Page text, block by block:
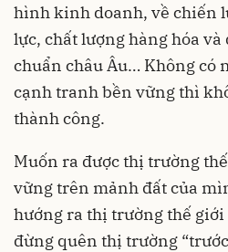
hình kinh doanh, về chiến
lực, chất lượng hàng hóa
chuẩn châu Âu… Không có
cạnh tranh bền vững thì
thành công.
Muốn ra được thị trường
vững trên mảnh đất của
hướng ra thị trường thế
đừng quên thị trường